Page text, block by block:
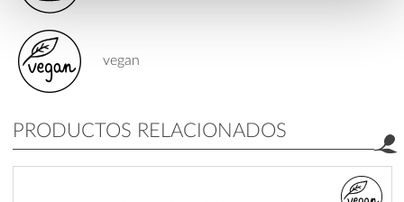
vegan
PRODUCTOS RELACIONADOS